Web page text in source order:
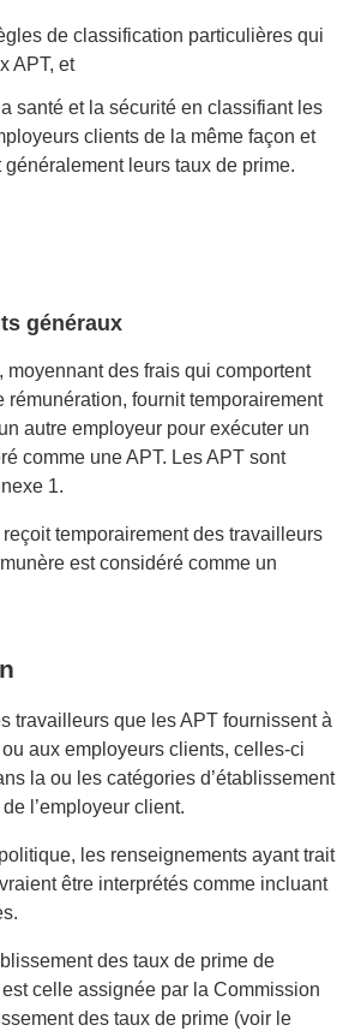
de classification particulières qui
APT, et
santé et la sécurité en classifiant les
clients de la même façon et
leurs taux de prime.
généraux
moyennant des frais qui comportent
rémunération, fournit temporairement
autre employeur pour exécuter un
comme une APT. Les APT sont
1.
temporairement des travailleurs
est considéré comme un
travailleurs que les APT fournissent à
ou aux employeurs clients, celles-ci
la ou les catégories d’établissement
l’employeur client.
les renseignements ayant trait
être interprétés comme incluant
des taux de prime de
est celle assignée par la Commission
des taux de prime (voir le